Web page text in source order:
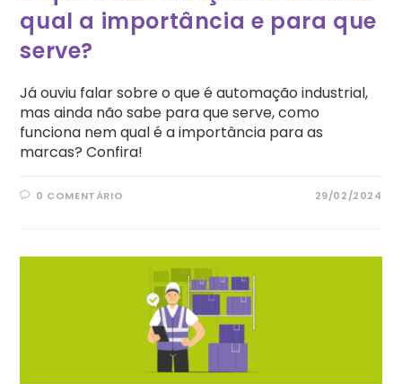
qual a importância e para que
serve?
Já ouviu falar sobre o que é automação industrial,
mas ainda não sabe para que serve, como
funciona nem qual é a importância para as
marcas? Confira!
0 COMENTÁRIO 29/02/2024